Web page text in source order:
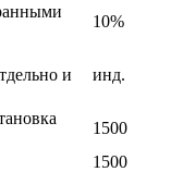
10%
и
инд.
1500
1500